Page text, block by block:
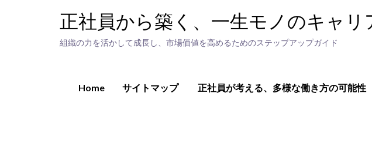
正社員から築く、一生モノのキャリ
組織の力を活かして成長し、市場価値を高めるためのステップアップガイド
Home サイトマップ 正社員が考える、多様な働き方の可能性